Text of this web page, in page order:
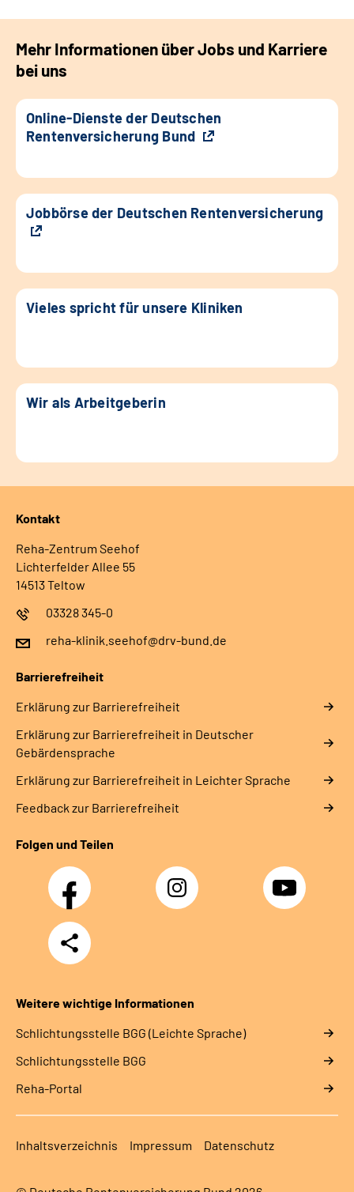
Mehr Informationen über Jobs und Karriere
bei uns
Online-Dienste der Deutschen
Rentenversicherung Bund
Jobbörse der Deutschen Rentenversicherung
Vieles spricht für unsere Kliniken
Wir als Arbeitgeberin
Kontakt
Reha-Zentrum Seehof
Lichterfelder Allee 55
14513 Teltow
03328 345-0
reha-klinik.seehof@drv-bund.de
Barrierefreiheit
Erklärung zur Barrierefreiheit
Erklärung zur Barrierefreiheit in Deutscher
Gebärdensprache
Erklärung zur Barrierefreiheit in Leichter Sprache
Feedback zur Barrierefreiheit
Folgen und Teilen
Facebook Instagram YouTube
Teilen
Weitere wichtige Informationen
Schlich­tungs­stel­le BGG (Leichte Sprache)
Schlich­tungs­stel­le BGG
Reha-Portal
Inhaltsverzeichnis Impressum Datenschutz